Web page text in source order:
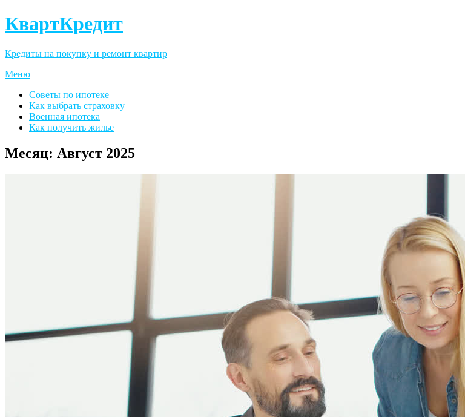
КвартКредит
Кредиты на покупку и ремонт квартир
Меню
Советы по ипотеке
Как выбрать страховку
Военная ипотека
Как получить жилье
Месяц: Август 2025